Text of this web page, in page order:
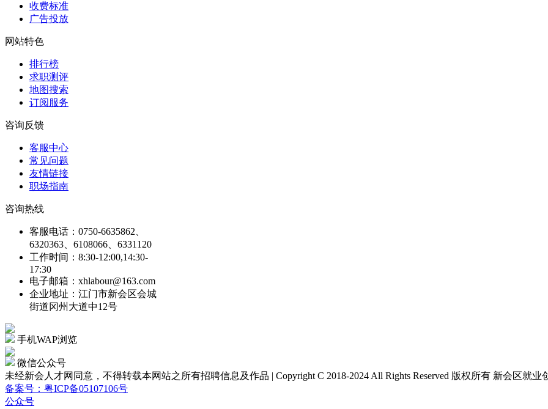
收费标准
广告投放
网站特色
排行榜
求职测评
地图搜索
订阅服务
咨询反馈
客服中心
常见问题
友情链接
职场指南
咨询热线
客服电话：0750-6635862、
6320363、6108066、6331120
工作时间：8:30-12:00,14:30-
17:30
电子邮箱：xhlabour@163.com
企业地址：江门市新会区会城
街道冈州大道中12号
手机WAP浏览
微信公众号
未经新会人才网同意，不得转载本网站之所有招聘信息及作品 | Copyright C 2018-2024 All Rights Reserved 版权所有 新会区就业
备案号：粤ICP备05107106号
公众号